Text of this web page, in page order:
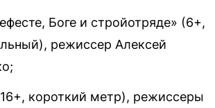
Боге и стройотряде» (6+,
режиссер Алексей
короткий метр), режиссеры